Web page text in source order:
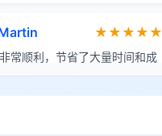
★★★★★
常顺利，节省了大量时间和成